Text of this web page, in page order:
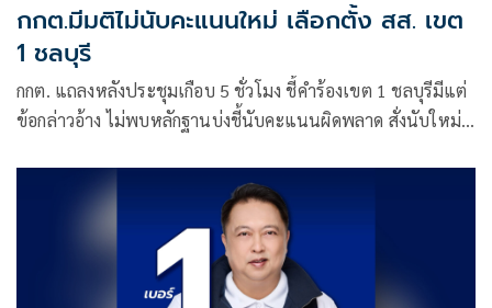
กกต.มีมติไม่นับคะแนนใหม่ เลือกตั้ง สส. เขต
1 ชลบุรี
กกต. แถลงหลังประชุมเกือบ 5 ชั่วโมง ชี้คำร้องเขต 1 ชลบุรีมีแต่
ข้อกล่าวอ้าง ไม่พบหลักฐานบ่งชี้นับคะแนนผิดพลาด สั่งนับใหม่ที่
กฎหมายให้ 60 วันรับรอง ส.ส. ไม่ได้ล่าช้า พร้อมยืนหยัดทำตาม